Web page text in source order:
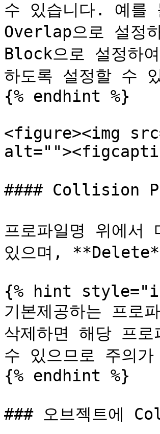
수 있습니다. 예를
Overlap으로 설정
Block으로 설정하
하도록 설정할 수
{% endhint %}
<figure><img
#### Collision
프로파일명 위에서
있으며,
{% hint
기본제공하는 프로
삭제하면 해당 프
수 있으므로 주의
{% endhint %}
### 오브젝트에